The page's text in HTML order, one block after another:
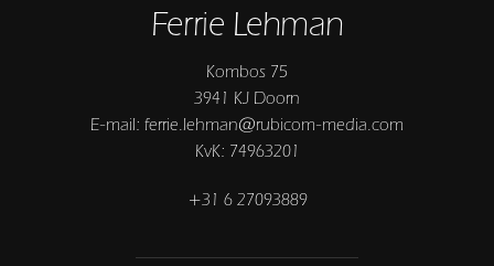
Ferrie Lehman
Kombos 75
3941 KJ Doorn
E-mail: ferrie.lehman@rubicom-media.com
KvK: 74963201
+31 6 27093889